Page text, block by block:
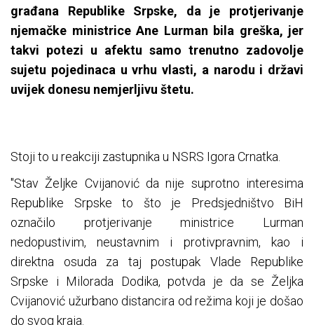
građana Republike Srpske, da je protjerivanje
njemačke ministrice Ane Lurman bila greška, jer
takvi potezi u afektu samo trenutno zadovolje
sujetu pojedinaca u vrhu vlasti, a narodu i državi
uvijek donesu nemjerljivu štetu.
Stoji to u reakciji zastupnika u NSRS Igora Crnatka.
"Stav Željke Cvijanović da nije suprotno interesima
Republike Srpske to što je Predsjedništvo BiH
označilo protjerivanje ministrice Lurman
nedopustivim, neustavnim i protivpravnim, kao i
direktna osuda za taj postupak Vlade Republike
Srpske i Milorada Dodika, potvda je da se Željka
Cvijanović užurbano distancira od režima koji je došao
do svog kraja.